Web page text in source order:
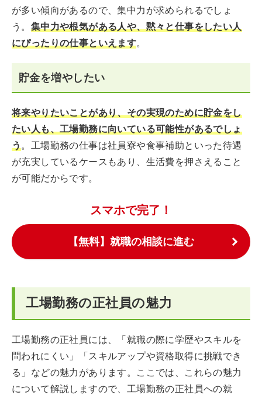
が多い傾向があるので、集中力が求められるでしょ
う。 集中力や根気がある人や、黙々と仕事をしたい人
にぴったりの仕事といえます。
貯金を増やしたい
将来やりたいことがあり、その実現のために貯金をし
たい人も、工場勤務に向いている可能性があるでしょ
う。工場勤務の仕事は社員寮や食事補助といった待遇
が充実しているケースもあり、生活費を押さえること
が可能だからです。
スマホで完了！
【無料】就職の相談に進む
工場勤務の正社員の魅力
工場勤務の正社員には、「就職の際に学歴やスキルを
問われにくい」「スキルアップや資格取得に挑戦でき
る」などの魅力があります。ここでは、これらの魅力
について解説しますので、工場勤務の正社員への就